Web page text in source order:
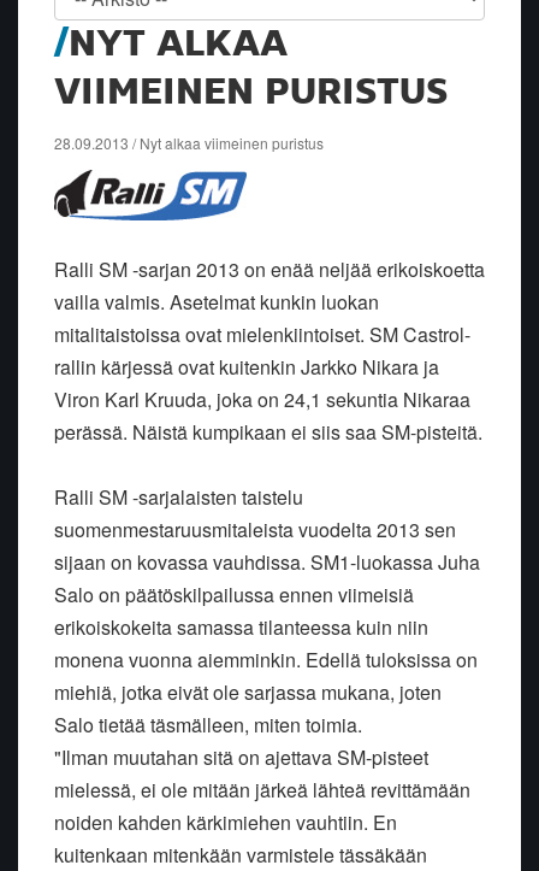
NYT ALKAA
VIIMEINEN PURISTUS
28.09.2013 / Nyt alkaa viimeinen puristus
Ralli SM -sarjan 2013 on enää neljää erikoiskoetta
vailla valmis. Asetelmat kunkin luokan
mitalitaistoissa ovat mielenkiintoiset. SM Castrol-
rallin kärjessä ovat kuitenkin Jarkko Nikara ja
Viron Karl Kruuda, joka on 24,1 sekuntia Nikaraa
perässä. Näistä kumpikaan ei siis saa SM-pisteitä.
Ralli SM -sarjalaisten taistelu
suomenmestaruusmitaleista vuodelta 2013 sen
sijaan on kovassa vauhdissa. SM1-luokassa Juha
Salo on päätöskilpailussa ennen viimeisiä
erikoiskokeita samassa tilanteessa kuin niin
monena vuonna aiemminkin. Edellä tuloksissa on
miehiä, jotka eivät ole sarjassa mukana, joten
Salo tietää täsmälleen, miten toimia.
"Ilman muutahan sitä on ajettava SM-pisteet
mielessä, ei ole mitään järkeä lähteä revittämään
noiden kahden kärkimiehen vauhtiin. En
kuitenkaan mitenkään varmistele tässäkään